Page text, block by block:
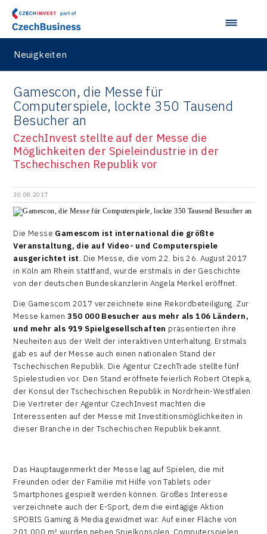
Neuigkeiten
Gamescon, die Messe für
Computerspiele, lockte 350 Tausend
Besucher an
CzechInvest stellte auf der Messe die
Möglichkeiten der Spieleindustrie in der
Tschechischen Republik vor
30.08.2017
Die Messe Gamescom ist international die größte
Veranstaltung, die auf Video- und Computerspiele
ausgerichtet ist. Die Messe, die vom 22. bis 26. August 2017
in Köln am Rhein stattfand, wurde erstmals in der Geschichte
von der deutschen Bundeskanzlerin Angela Merkel eröffnet.
Die Gamescom 2017 verzeichnete eine Rekordbeteiligung. Zur
Messe kamen350 000 Besucher aus mehr als 106 Ländern,
und mehr als 919 Spielgesellschaften präsentierten ihre
Neuheiten aus der Welt der interaktiven Unterhaltung. Erstmals
gab es auf der Messe auch einen nationalen Stand der
Tschechischen Republik. Die Agentur CzechTrade stellte fünf
Spielestudien vor. Den Stand eröffnete feierlich Robert Otepka,
der Konsul der Tschechischen Republik in Nordrhein-Westfalen.
Die Vertreter der Agentur CzechInvest machten die
Interessenten auf der Messe mit Investitionsmöglichkeiten in
dieser Branche in der Tschechischen Republik bekannt.
Das Hauptaugenmerkt der Messe lag auf Spielen, die mit
Freunden oder der Familie mit Hilfe von Tablets oder
Smartphones gespielt werden können. Großes Interesse
verzeichnete auch der E-Sport, dem die eintägige Aktion
SPOBIS Gaming & Media gewidmet war. Auf einer Fläche von
201 000 m² wurden neben Spielkonsolen, Computerspielen